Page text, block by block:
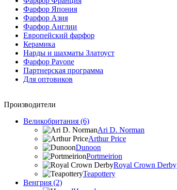
Фарфор Япония
Фарфор Азия
Фарфор Англии
Европейский фарфор
Керамика
Нарды и шахматы Златоуст
Фарфор Pavone
Партнерская программа
Для оптовиков
Производители
Великобритания (6)
Ari D. Norman
Arthur Price
Dunoon
Portmeirion
Royal Crown Derby
Teapottery
Венгрия (2)